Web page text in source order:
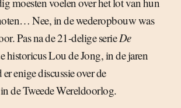
Nee, in de wederopbouw was
Pas na de 21-delige serieDe
historicus Lou de Jong, in de jaren
enige discussie over de
de Tweede Wereldoorlog.